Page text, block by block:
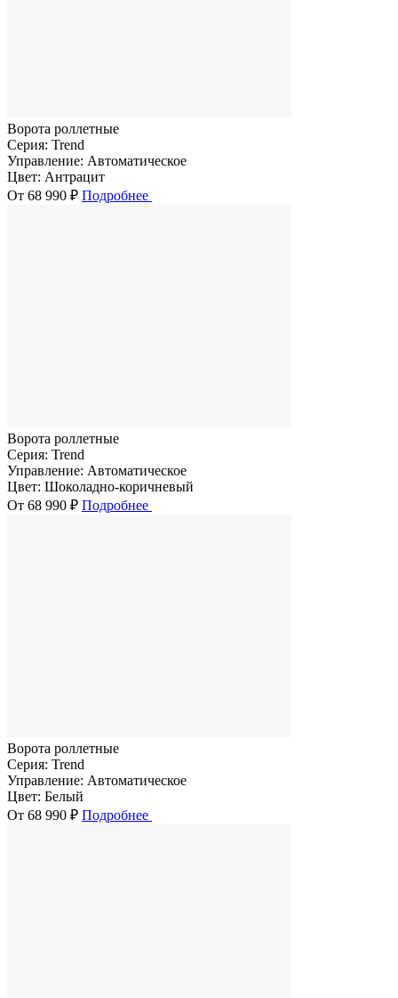
Ворота роллетные
Серия: Trend
Управление: Автоматическое
Цвет: Антрацит
От 68 990 ₽ Подробнее
Ворота роллетные
Серия: Trend
Управление: Автоматическое
Цвет: Шоколадно-коричневый
От 68 990 ₽ Подробнее
Ворота роллетные
Серия: Trend
Управление: Автоматическое
Цвет: Белый
От 68 990 ₽ Подробнее